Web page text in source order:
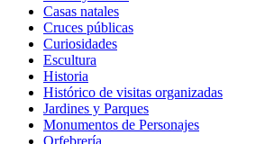
Casas natales
Cruces públicas
Curiosidades
Escultura
Historia
Histórico de visitas organizadas
Jardines y Parques
Monumentos de Personajes